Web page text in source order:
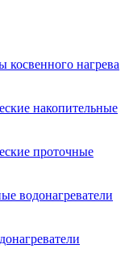
косвенного нагрева
накопительные
проточные
водонагреватели